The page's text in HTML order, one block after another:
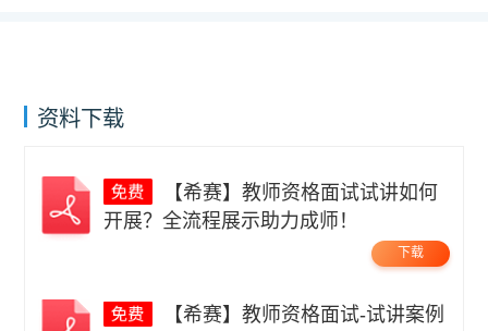
资料下载
开展？全流程展示助力成师！
下载